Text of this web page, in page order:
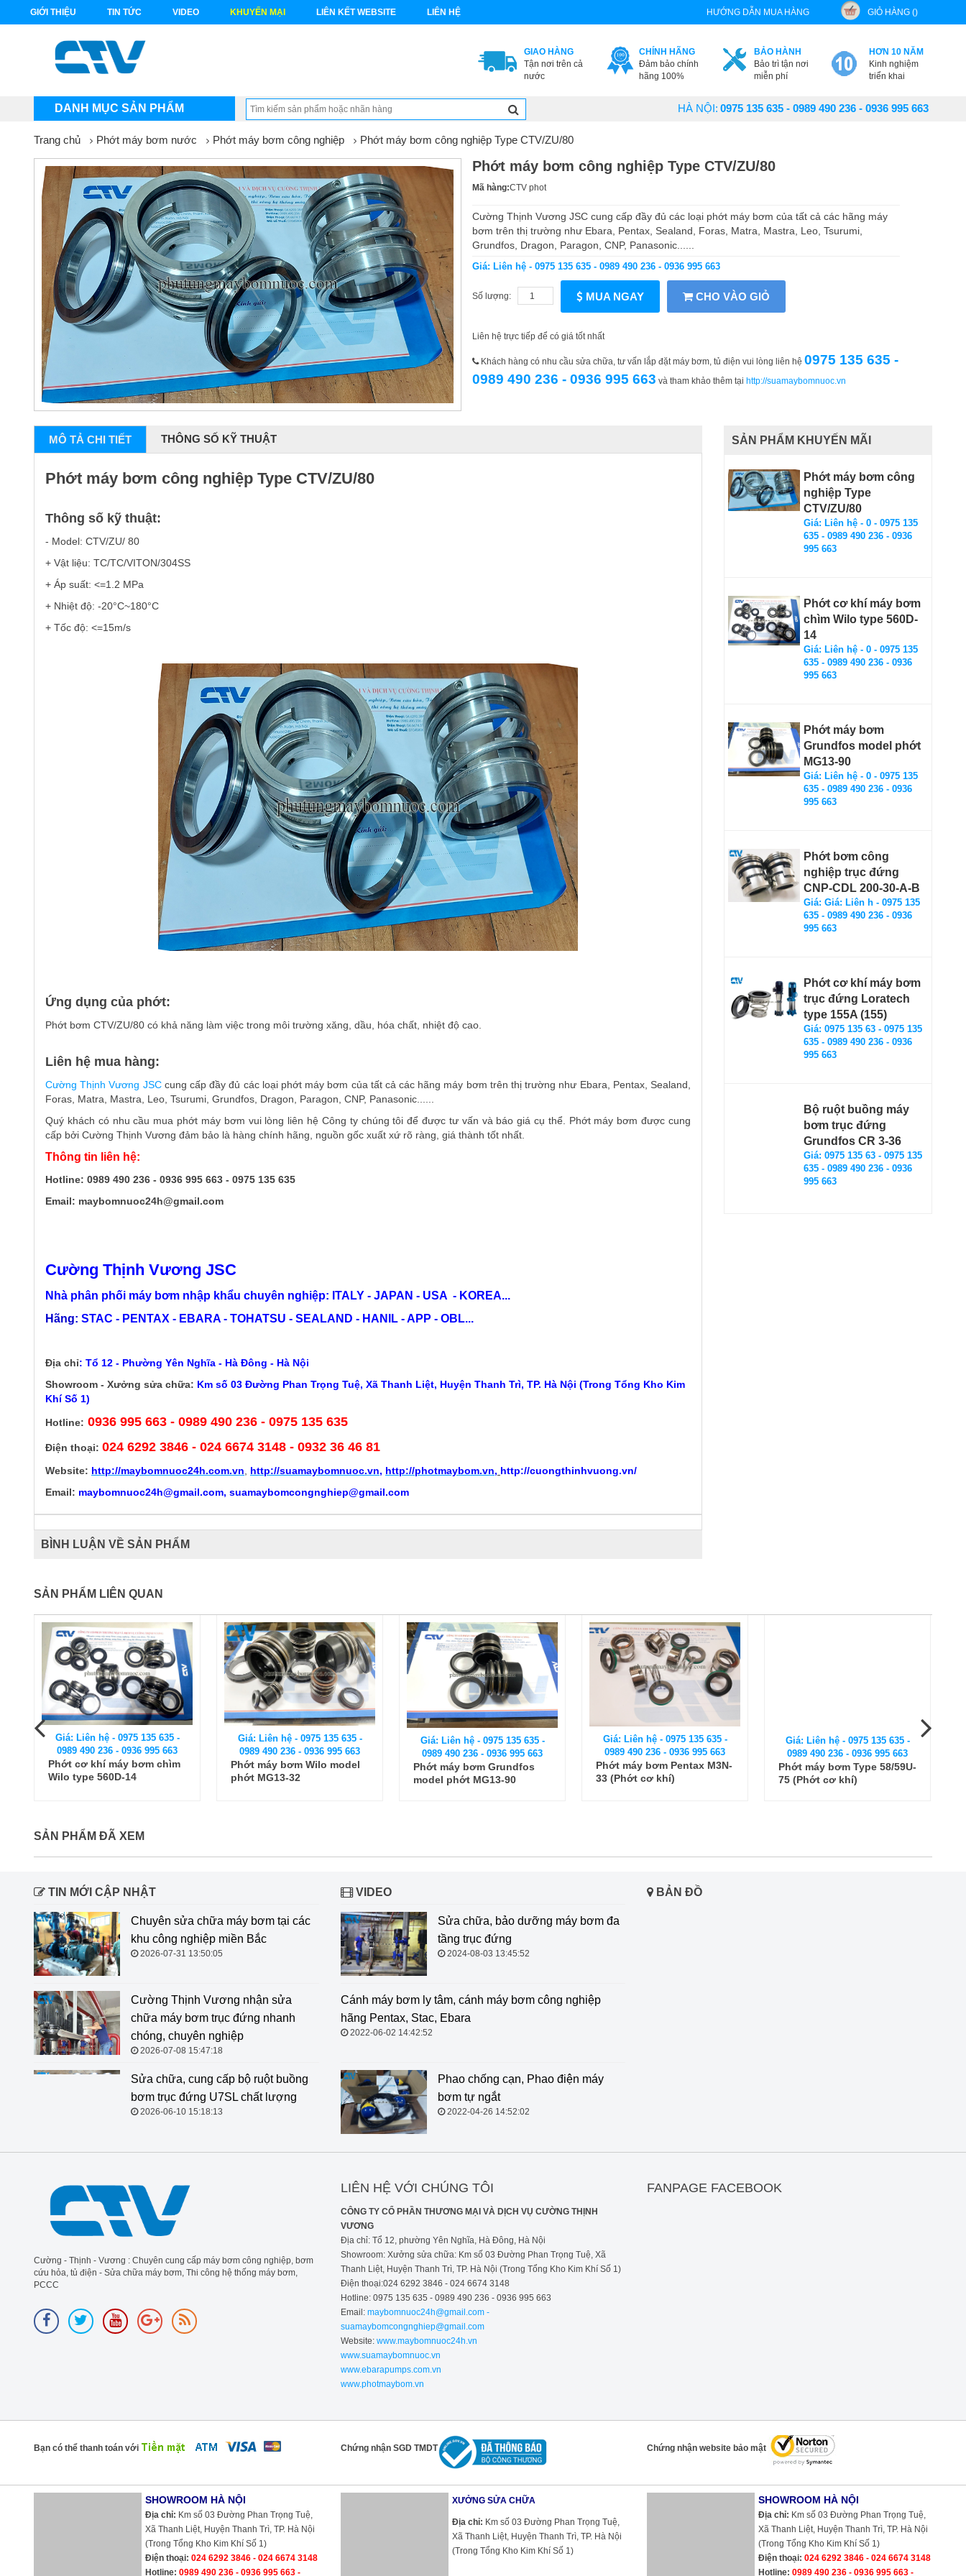
GIỚI THIỆU TIN TỨC VIDEO KHUYẾN MẠI LIÊN KẾT WEBSITE LIÊN HỆ HƯỚNG DẪN MUA HÀNG GIỎ HÀNG ()
GIAO HÀNG
Tận nơi trên cả
nước
CHÍNH HÃNG
Đảm bảo chính
hãng 100%
BẢO HÀNH
Bảo trì tận nơi
miễn phí
HƠN 10 NĂM
Kinh nghiệm
triển khai
DANH MỤC SẢN PHẨM HÀ NỘI: 0975 135 635 - 0989 490 236 - 0936 995 663
Trang chủ Phớt máy bơm nước Phớt máy bơm công nghiệp Phớt máy bơm công nghiệp Type CTV/ZU/80
Phớt máy bơm công nghiệp Type CTV/ZU/80
Mã hàng:CTV phot
Cường Thịnh Vương JSC cung cấp đầy đủ các loại phớt máy bơm của tất cả các hãng máy
bơm trên thị trường như Ebara, Pentax, Sealand, Foras, Matra, Mastra, Leo, Tsurumi,
Grundfos, Dragon, Paragon, CNP, Panasonic......
Giá: Liên hệ - 0975 135 635 - 0989 490 236 - 0936 995 663
Số lượng: MUA NGAY CHO VÀO GIỎ
Liên hệ trực tiếp để có giá tốt nhất
Khách hàng có nhu cầu sửa chữa, tư vấn lắp đặt máy bơm, tủ điện vui lòng liên hệ 0975 135 635 -
0989 490 236 - 0936 995 663 và tham khảo thêm tại http://suamaybomnuoc.vn
MÔ TẢ CHI TIẾT THÔNG SỐ KỸ THUẬT
Phớt máy bơm công nghiệp Type CTV/ZU/80
Thông số kỹ thuật:
- Model: CTV/ZU/ 80
+ Vật liệu: TC/TC/VITON/304SS
+ Áp suất: <=1.2 MPa
+ Nhiệt độ: -20°C~180°C
+ Tốc độ: <=15m/s
Ứng dụng của phớt:
Phớt bơm CTV/ZU/80 có khả năng làm việc trong môi trường xăng, dầu, hóa chất, nhiệt độ cao.
Liên hệ mua hàng:
Cường Thịnh Vương JSC cung cấp đầy đủ các loại phớt máy bơm của tất cả các hãng máy bơm trên thị trường như Ebara, Pentax, Sealand,
Foras, Matra, Mastra, Leo, Tsurumi, Grundfos, Dragon, Paragon, CNP, Panasonic......
Quý khách có nhu cầu mua phớt máy bơm vui lòng liên hệ Công ty chúng tôi để được tư vấn và báo giá cụ thể. Phớt máy bơm được cung
cấp bởi Cường Thịnh Vương đảm bảo là hàng chính hãng, nguồn gốc xuất xứ rõ ràng, giá thành tốt nhất.
Thông tin liên hệ:
Hotline: 0989 490 236 - 0936 995 663 - 0975 135 635
Email: maybomnuoc24h@gmail.com
Cường Thịnh Vương JSC
Nhà phân phối máy bơm nhập khẩu chuyên nghiệp: ITALY - JAPAN - USA - KOREA...
Hãng: STAC - PENTAX - EBARA - TOHATSU - SEALAND - HANIL - APP - OBL...
Địa chỉ: Tổ 12 - Phường Yên Nghĩa - Hà Đông - Hà Nội
Showroom - Xưởng sửa chữa: Km số 03 Đường Phan Trọng Tuệ, Xã Thanh Liệt, Huyện Thanh Trì, TP. Hà Nội (Trong Tổng Kho Kim
Khí Số 1)
Hotline: 0936 995 663 - 0989 490 236 - 0975 135 635
Điện thoại: 024 6292 3846 - 024 6674 3148 - 0932 36 46 81
Website: http://maybomnuoc24h.com.vn, http://suamaybomnuoc.vn, http://photmaybom.vn, http://cuongthinhvuong.vn/
Email: maybomnuoc24h@gmail.com, suamaybomcongnghiep@gmail.com
BÌNH LUẬN VỀ SẢN PHẨM
SẢN PHẨM KHUYẾN MÃI
Phớt máy bơm công
nghiệp Type
CTV/ZU/80
Giá: Liên hệ - 0 - 0975 135
635 - 0989 490 236 - 0936
995 663
Phớt cơ khí máy bơm
chìm Wilo type 560D-
14
Giá: Liên hệ - 0 - 0975 135
635 - 0989 490 236 - 0936
995 663
Phớt máy bơm
Grundfos model phớt
MG13-90
Giá: Liên hệ - 0 - 0975 135
635 - 0989 490 236 - 0936
995 663
Phớt bơm công
nghiệp trục đứng
CNP-CDL 200-30-A-B
Giá: Giá: Liên h - 0975 135
635 - 0989 490 236 - 0936
995 663
Phớt cơ khí máy bơm
trục đứng Loratech
type 155A (155)
Giá: 0975 135 63 - 0975 135
635 - 0989 490 236 - 0936
995 663
Bộ ruột buồng máy
bơm trục đứng
Grundfos CR 3-36
Giá: 0975 135 63 - 0975 135
635 - 0989 490 236 - 0936
995 663
SẢN PHẨM LIÊN QUAN
Giá: Liên hệ - 0975 135 635 -
0989 490 236 - 0936 995 663
Phớt cơ khí máy bơm chìm
Wilo type 560D-14
Giá: Liên hệ - 0975 135 635 -
0989 490 236 - 0936 995 663
Phớt máy bơm Wilo model
phớt MG13-32
Giá: Liên hệ - 0975 135 635 -
0989 490 236 - 0936 995 663
Phớt máy bơm Grundfos
model phớt MG13-90
Giá: Liên hệ - 0975 135 635 -
0989 490 236 - 0936 995 663
Phớt máy bơm Pentax M3N-
33 (Phớt cơ khí)
Giá: Liên hệ - 0975 135 635 -
0989 490 236 - 0936 995 663
Phớt máy bơm Type 58/59U-
75 (Phớt cơ khí)
SẢN PHẨM ĐÃ XEM
TIN MỚI CẬP NHẬT
Chuyên sửa chữa máy bơm tại các
khu công nghiệp miền Bắc
2026-07-31 13:50:05
Cường Thịnh Vương nhận sửa
chữa máy bơm trục đứng nhanh
chóng, chuyên nghiệp
2026-07-08 15:47:18
Sửa chữa, cung cấp bộ ruột buồng
bơm trục đứng U7SL chất lượng
2026-06-10 15:18:13
VIDEO
Sửa chữa, bảo dưỡng máy bơm đa
tầng trục đứng
2024-08-03 13:45:52
Cánh máy bơm ly tâm, cánh máy
bơm công nghiệp hãng Pentax,
Phao chống cạn, Phao điện máy
bơm tự ngắt
2022-04-26 14:52:02
BẢN ĐỒ
Cường - Thịnh - Vương : Chuyên cung cấp máy bơm công nghiệp, bơm
cứu hỏa, tủ điện - Sửa chữa máy bơm, Thi công hệ thống máy bơm,
PCCC
LIÊN HỆ VỚI CHÚNG TÔI
CÔNG TY CỔ PHẦN THƯƠNG MẠI VÀ DỊCH VỤ CƯỜNG THỊNH
VƯƠNG
Địa chỉ: Tổ 12, phường Yên Nghĩa, Hà Đông, Hà Nội
Showroom: Xưởng sửa chữa: Km số 03 Đường Phan Trọng Tuệ, Xã
Thanh Liệt, Huyện Thanh Trì, TP. Hà Nội (Trong Tổng Kho Kim Khí Số 1)
Điện thoại:024 6292 3846 - 024 6674 3148
Hotline: 0975 135 635 - 0989 490 236 - 0936 995 663
Email: maybomnuoc24h@gmail.com -
suamaybomcongnghiep@gmail.com
Website:www.maybomnuoc24h.vn
www.suamaybomnuoc.vn
www.ebarapumps.com.vn
www.photmaybom.vn
FANPAGE FACEBOOK
Bạn có thể thanh toán với Chứng nhận SGD TMDT Chứng nhận website bảo mật
Km số 03 Đường Phan Trọng Tuệ, Xã Thanh Liệt, Huyện Thanh
Trì, TP. Hà Nội (Trong Tổng Kho Kim Khí Số 1)
024 6292 3846 - 024 6674 3148
0989 490 236 - 0936 995 663 - 0975 135 635
XƯỞNG SỬA CHỮA
Địa chỉ: Km số 03 Đường Phan Trọng Tuệ,
Xã Thanh Liệt, Huyện Thanh Trì, TP. Hà Nội
(Trong Tổng Kho Kim Khí Số 1)
Km số 03 Đường Phan Trọng Tuệ, Xã Thanh Liệt, Huyện Thanh
Trì, TP. Hà Nội (Trong Tổng Kho Kim Khí Số 1)
024 6292 3846 - 024 6674 3148
0989 490 236 - 0936 995 663 - 0975 135 635